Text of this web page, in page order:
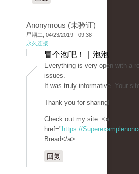
Anonymous (未验证)
星期二, 04/23/2019 - 09:38
永久连接
冒个泡吧！ | 泡泡
Everything is very open with a
issues.
It was truly informative. Your
Thank you for sharing!
Check out my site: <a
href=" https://
Bread</a>
回复